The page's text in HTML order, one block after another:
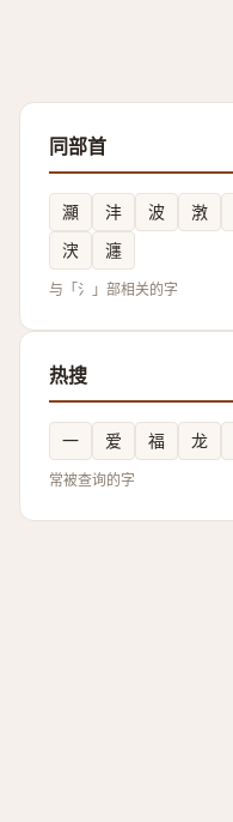
同部首
灦 沣 波 㴾
涋
瀍
与「氵」部相关的字
热搜
一 爱 福 龙
常被查询的字